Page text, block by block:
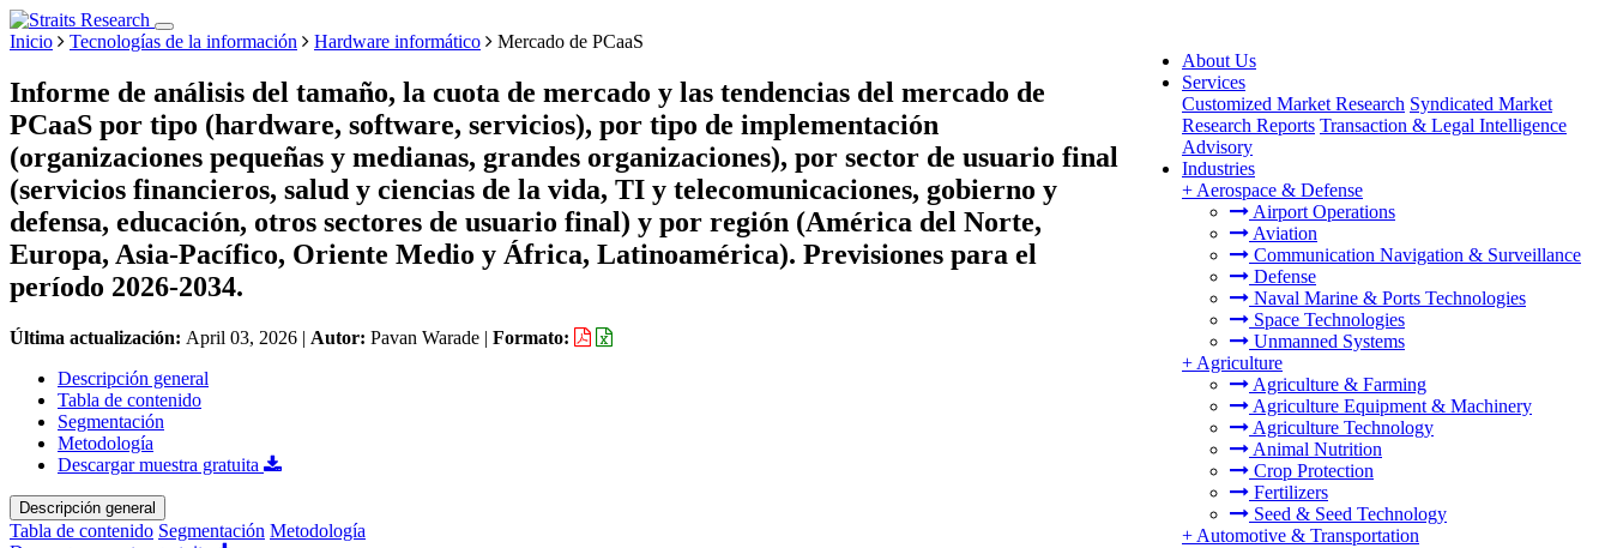
About Us
Services
Customized Market Research Syndicated Market
Research Reports Transaction & Legal Intelligence
Advisory
Industries
+ Aerospace & Defense
Airport Operations
Aviation
Communication Navigation & Surveillance
Defense
Naval Marine & Ports Technologies
Space Technologies
Unmanned Systems
+ Agriculture
Agriculture & Farming
Agriculture Equipment & Machinery
Agriculture Technology
Animal Nutrition
Crop Protection
Fertilizers
Seed & Seed Technology
+ Automotive & Transportation
Inicio Tecnologías de la información Hardware informático Mercado de PCaaS
Informe de análisis del tamaño, la cuota de mercado y las tendencias del mercado de
PCaaS por tipo (hardware, software, servicios), por tipo de implementación
(organizaciones pequeñas y medianas, grandes organizaciones), por sector de usuario final
(servicios financieros, salud y ciencias de la vida, TI y telecomunicaciones, gobierno y
defensa, educación, otros sectores de usuario final) y por región (América del Norte,
Europa, Asia-Pacífico, Oriente Medio y África, Latinoamérica). Previsiones para el
período 2026-2034.
Última actualización: April 03, 2026 | Autor: Pavan Warade | Formato:
Descripción general
Tabla de contenido
Segmentación
Metodología
Descargar muestra gratuita
Descripción general
Tabla de contenido Segmentación Metodología